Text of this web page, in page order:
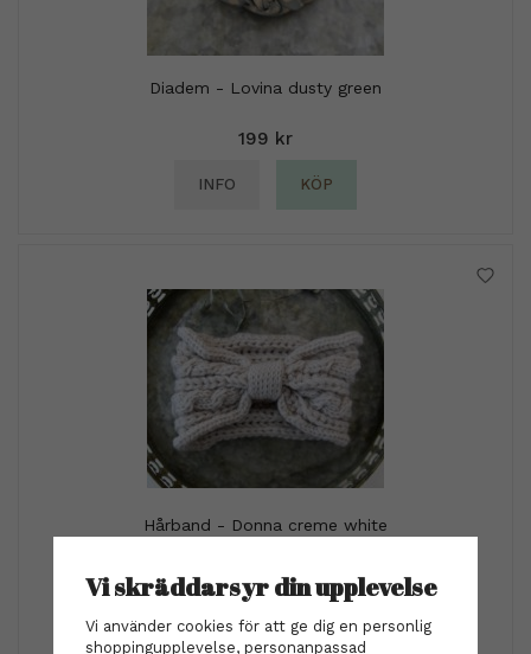
Diadem - Lovina dusty green
199 kr
INFO KÖP
Hårband - Donna creme white
169 kr
INFO KÖP
Vi skräddarsyr din upplevelse
Vi använder cookies för att ge dig en personlig
shoppingupplevelse, personanpassad